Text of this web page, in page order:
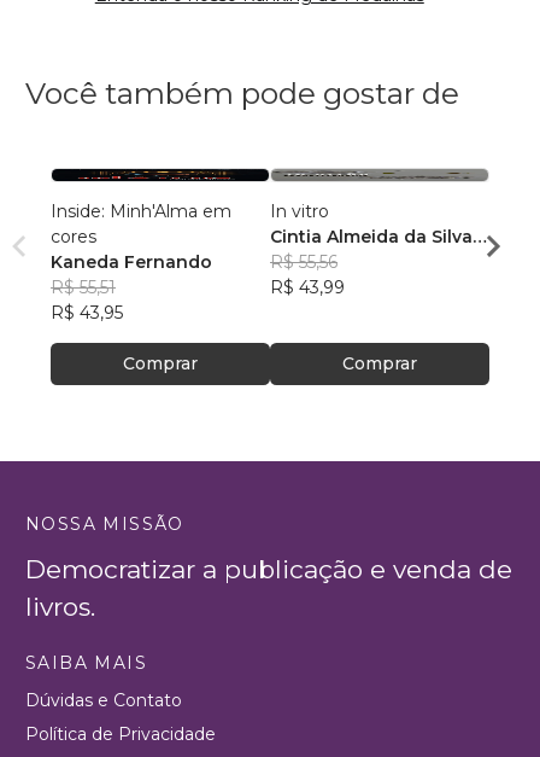
Você também pode gostar de
Inside: Minh'Alma em
cores
Kaneda Fernando
R$ 55,51
R$ 43,95
Comprar
In vitro
Cintia Almeida da Silva
Santos
R$ 55,56
R$ 43,99
Comprar
R$
NOSSA MISSÃO
Democratizar a publicação e venda de
livros.
SAIBA MAIS
Dúvidas e Contato
Política de Privacidade